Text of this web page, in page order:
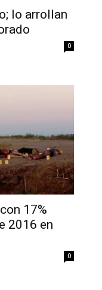
lo arrollan
0
17%
2016 en
0